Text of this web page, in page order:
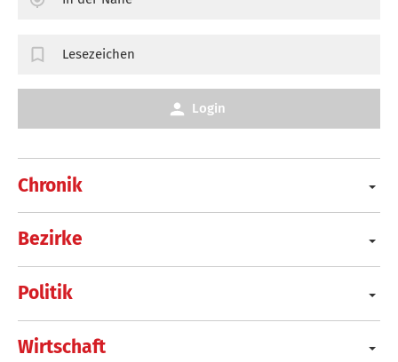
Chronik
Bezirke
Politik
Wirtschaft
Lesezeichen
Login